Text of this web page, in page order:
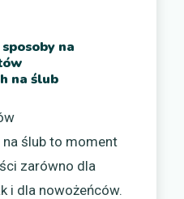
na
na ślub
ślub to moment
zarówno dla
i dla nowożeńców.